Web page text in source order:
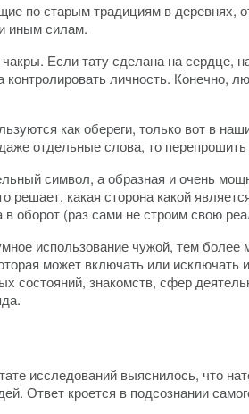
по старым традициям в деревнях,
иным силам.
Если тату сделана на сердце,
контролировать личность.
как обереги, только вот в
отдельные слова, то перепрошить
символ, а образная и очень
решает, какая сторона какой
оборот (раз сами не строим свою
использование чужой, тем
может включать или
состояний, знакомств, сфер
исследований выяснилось, что
Ответ кроется в подсознании